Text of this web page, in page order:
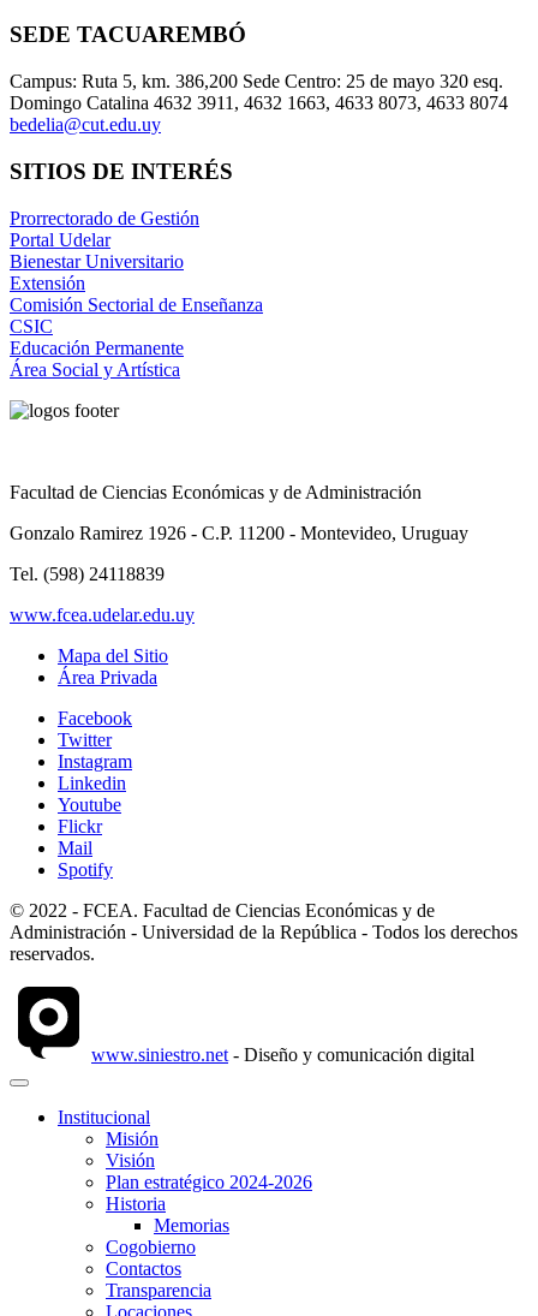
SEDE TACUAREMBÓ
Campus: Ruta 5, km. 386,200 Sede Centro: 25 de mayo 320 esq.
Domingo Catalina 4632 3911, 4632 1663, 4633 8073, 4633 8074
bedelia@cut.edu.uy
SITIOS DE INTERÉS
Prorrectorado de Gestión
Portal Udelar
Bienestar Universitario
Extensión
Comisión Sectorial de Enseñanza
CSIC
Educación Permanente
Área Social y Artística
Facultad de Ciencias Económicas y de Administración
Gonzalo Ramirez 1926 - C.P. 11200 - Montevideo, Uruguay
Tel. (598) 24118839
www.fcea.udelar.edu.uy
Mapa del Sitio
Área Privada
Facebook
Twitter
Instagram
Linkedin
Youtube
Flickr
Mail
Spotify
© 2022 - FCEA. Facultad de Ciencias Económicas y de
Administración - Universidad de la República - Todos los derechos
reservados.
www.siniestro.net - Diseño y comunicación digital
Institucional
Misión
Visión
Plan estratégico 2024-2026
Historia
Memorias
Cogobierno
Contactos
Transparencia
Locaciones